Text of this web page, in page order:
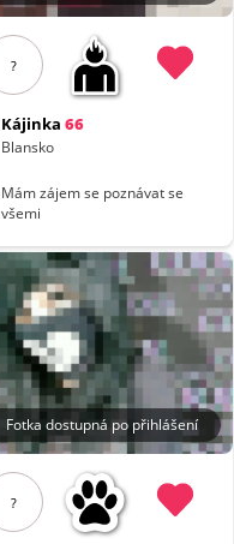
?
Kájinka 66
Blansko
Mám zájem se poznávat se
všemi
Fotka dostupná po přihlášení
?